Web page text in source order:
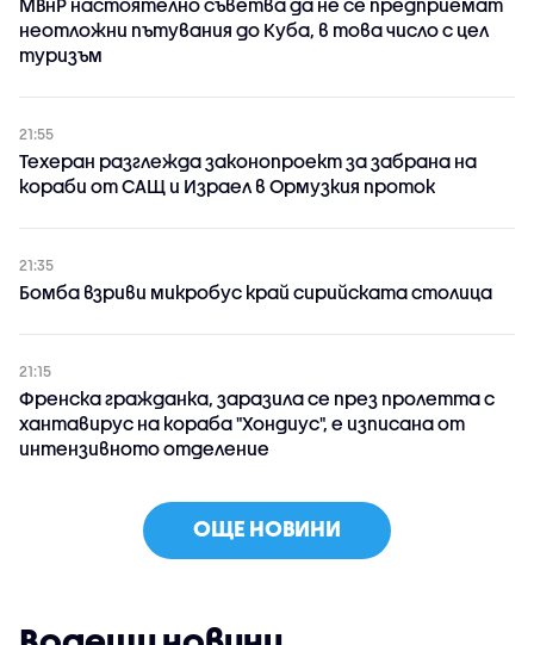
МВнР настоятелно съветва да не се предприемат
неотложни пътувания до Куба, в това число с цел
туризъм
21:55
Техеран разглежда законопроект за забрана на
кораби от САЩ и Израел в Ормузкия проток
21:35
Бомба взриви микробус край сирийската столица
21:15
Френска гражданка, заразила се през пролетта с
хантавирус на кораба "Хондиус", е изписана от
интензивното отделение
ОЩЕ НОВИНИ